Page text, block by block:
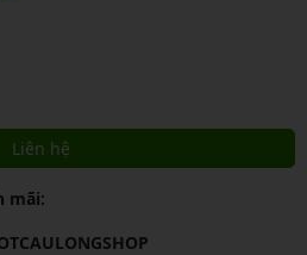
Liên hệ
mãi: